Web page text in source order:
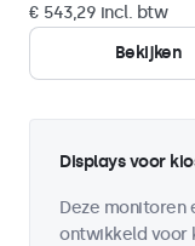
€ 543,29 incl. btw
Bekijken
Displays voor
Deze monitoren
ontwikkeld voor